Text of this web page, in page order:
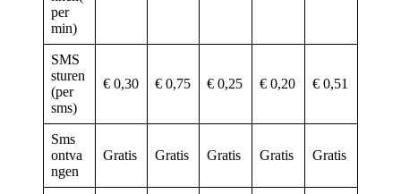
per
min)
SMS
sturen
(per
sms)
€ 0,30 € 0,75 € 0,25 € 0,20 € 0,51
Sms
ontva
ngen
Gratis Gratis Gratis Gratis Gratis